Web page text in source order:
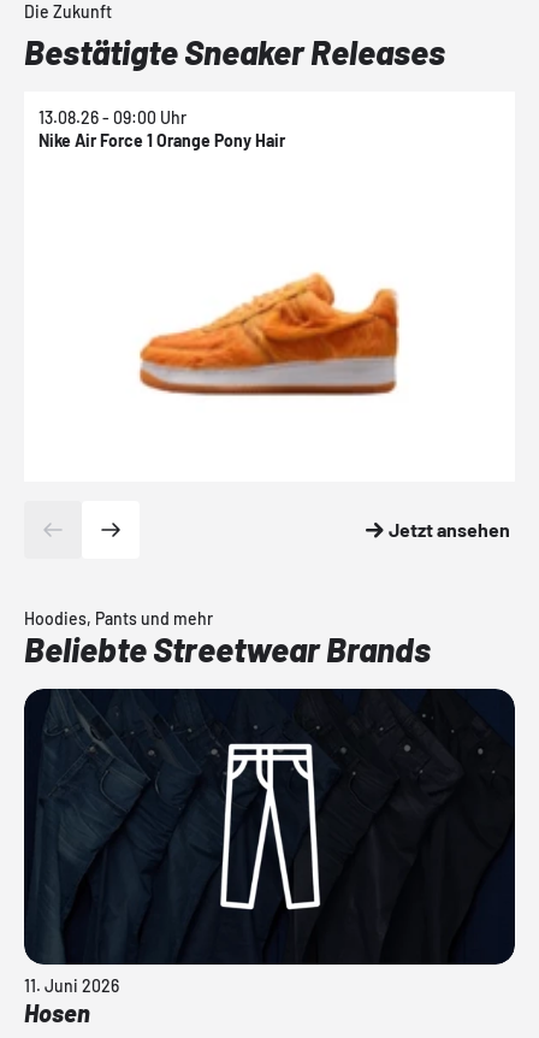
Die Zukunft
Bestätigte Sneaker Releases
13.08.26 - 09:00 Uhr
Nike Air Force 1 Orange Pony Hair
Jetzt ansehen
Hoodies, Pants und mehr
Beliebte Streetwear Brands
11. Juni 2026
Hosen